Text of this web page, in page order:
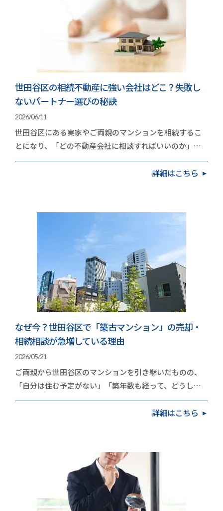
世田谷区の相続不動産に強い会社はどこ？失敗し
ないパートナー選びの秘訣
2026/06/11
世田谷区にある実家やご両親のマンションを相続するこ
とになり、「どの不動産会社に相談すればいいのか」と
立ち止まっていませんか。高く手放したいという思い…
詳細はこちら
なぜ今？世田谷区で「築古マンション」の売却・
相続相談が急増している理由
2026/05/21
ご両親から世田谷区のマンションを引き継いだものの、
「自分は住む予定がない」「築年数も経って、どうした
ものか」と頭を抱えている方が増えています。久和不…
詳細はこちら